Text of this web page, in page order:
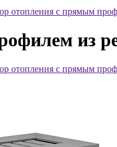
отопления с прямым
из
отопления с прямым